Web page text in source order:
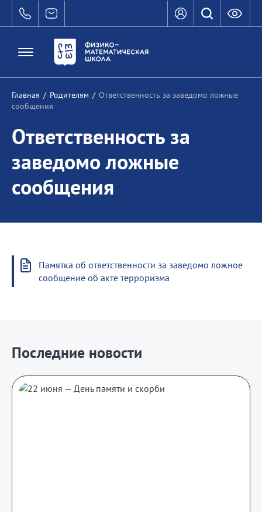
Главная / Родителям / Ответственность за заведомо ложные
сообщения
Ответственность за
заведомо ложные
сообщения
Памятка об ответственности за заведомо ложное
сообщение об акте терроризма
Последние новости